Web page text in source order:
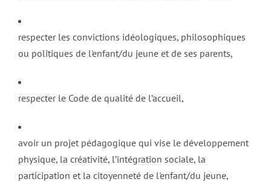
respecter les convictions idéologiques, philosophiques
ou politiques de l'enfant/du jeune et de ses parents,
respecter le Code de qualité de l’accueil,
avoir un projet pédagogique qui vise le développement
physique, la créativité, l’intégration sociale, la
participation et la citoyenneté de l'enfant/du jeune,